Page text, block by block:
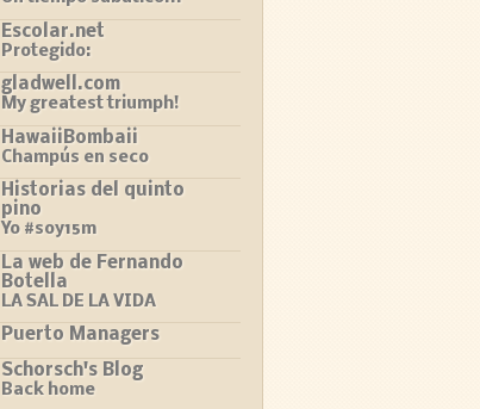
Escolar.net
Protegido:
gladwell.com
My greatest triumph!
HawaiiBombaii
Champús en seco
Historias del quinto
pino
Yo #soy15m
La web de Fernando
Botella
LA SAL DE LA VIDA
Puerto Managers
Schorsch's Blog
Back home